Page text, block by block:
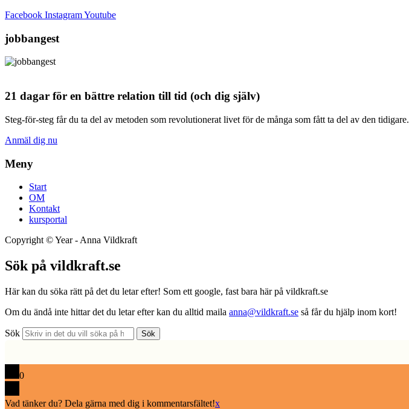
Facebook InstagramYoutube
jobbangest
21 dagar för en bättre relation till tid (och dig själv)
Steg-för-steg får du ta del av metoden som revolutionerat livet för de många som fått ta del av den tidigare.
Anmäl dig nu
Meny
Start
OM
Kontakt
kursportal
Copyright ©Year- Anna Vildkraft
Sök på vildkraft.se
Här kan du söka rätt på det du letar efter! Som ett google, fast bara här på vildkraft.se
Om du ändå inte hittar det du letar efter kan du alltid maila anna@vildkraft.se så får du hjälp inom kort!
Sök Sök
0
Vad tänker du? Dela gärna med dig i kommentarsfältet!x